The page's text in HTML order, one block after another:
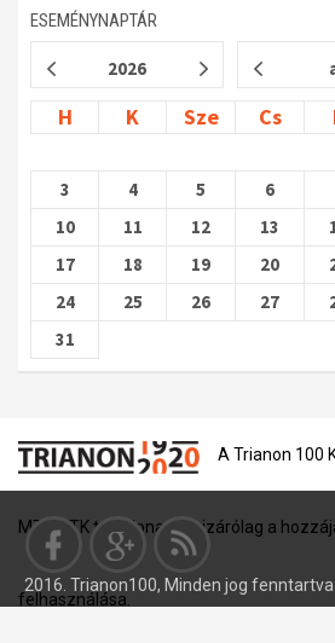
ESEMÉNYNAPTÁR
2026
H K Sze Cs
3
4 5 6
10
11 12 13
17
18 19 20
24
25 26 27
31
A Trianon 100
MTA BTK tulajdona, és kizárólag a
felhasználása.
2016. Trianon100, Minden jog fenntartva